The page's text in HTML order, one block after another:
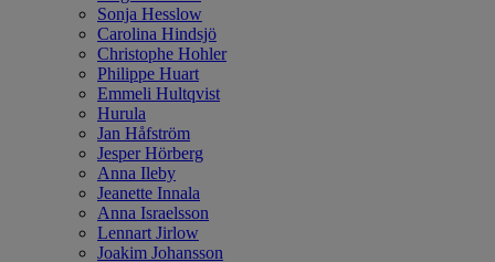
Sonja Hesslow
Carolina Hindsjö
Christophe Hohler
Philippe Huart
Emmeli Hultqvist
Hurula
Jan Håfström
Jesper Hörberg
Anna Ileby
Jeanette Innala
Anna Israelsson
Lennart Jirlow
Joakim Johansson